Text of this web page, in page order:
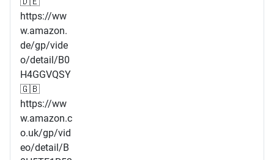
https://ww
w.amazon.
de/gp/vide
o/detail/B0
H4GGVQSY
🇬🇧
https://ww
w.amazon.c
o.uk/gp/vid
eo/detail/B